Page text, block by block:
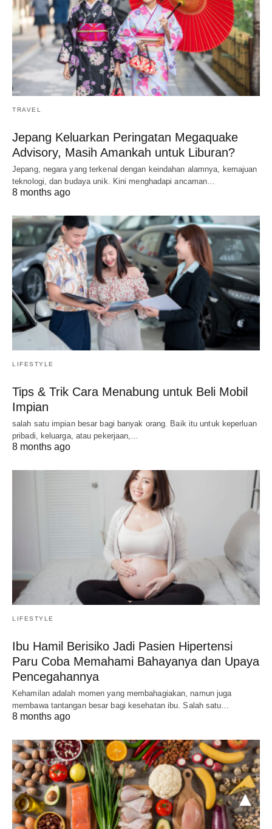
TRAVEL
Jepang Keluarkan Peringatan Megaquake
Advisory, Masih Amankah untuk Liburan?
Jepang, negara yang terkenal dengan keindahan alamnya, kemajuan
teknologi, dan budaya unik. Kini menghadapi ancaman…
8 months ago
LIFESTYLE
Tips & Trik Cara Menabung untuk Beli Mobil
Impian
salah satu impian besar bagi banyak orang. Baik itu untuk keperluan
pribadi, keluarga, atau pekerjaan,…
8 months ago
LIFESTYLE
Ibu Hamil Berisiko Jadi Pasien Hipertensi
Paru Coba Memahami Bahayanya dan Upaya
Pencegahannya
Kehamilan adalah momen yang membahagiakan, namun juga
membawa tantangan besar bagi kesehatan ibu. Salah satu…
8 months ago